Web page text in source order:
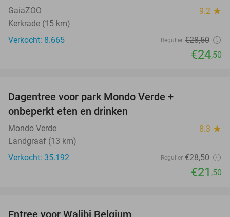
GaiaZOO 9.2 star
Kerkrade (15 km)
Verkocht: 8.665
Regulier €28,50
€24,50
Dagentree voor park Mondo Verde +
onbeperkt eten en drinken
Mondo Verde 8.3 star
Landgraaf (13 km)
Verkocht: 35.192
Regulier €28,50
€21 ,50
Entree voor Walibi Belgium